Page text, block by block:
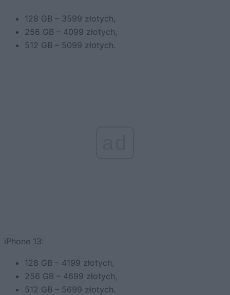
128 GB – 3599 złotych,
256 GB – 4099 złotych,
512 GB – 5099 złotych.
iPhone 13:
128 GB – 4199 złotych,
256 GB – 4699 złotych,
512 GB – 5699 złotych.